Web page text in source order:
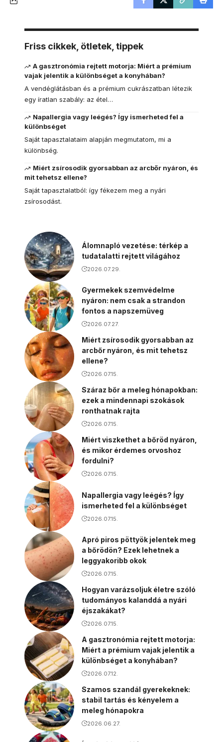
Friss cikkek, ötletek, tippek
A gasztronómia rejtett motorja: Miért a prémium
vajak jelentik a különbséget a konyhában?
A vendéglátásban és a prémium cukrászatban létezik
egy íratlan szabály: az étel…
Napallergia vagy leégés? Így ismerheted fel a
különbséget
Saját tapasztalataim alapján megmutatom, mi a
különbség.
Miért zsírosodik gyorsabban az arcbőr nyáron, és
mit tehetsz ellene?
Saját tapasztalatból: így fékezem meg a nyári
zsírosodást.
Álomnapló vezetése: térkép a
tudatalatti rejtett világához
2026.07.29.
Gyermekek szemvédelme
nyáron: nem csak a strandon
fontos a napszemüveg
2026.07.27.
Miért zsírosodik gyorsabban az
arcbőr nyáron, és mit tehetsz
ellene?
2026.07.15.
Száraz bőr a meleg hónapokban:
ezek a mindennapi szokások
ronthatnak rajta
2026.07.15.
Miért viszkethet a bőröd nyáron,
és mikor érdemes orvoshoz
fordulni?
2026.07.15.
Napallergia vagy leégés? Így
ismerheted fel a különbséget
2026.07.15.
Apró piros pöttyök jelentek meg
a bőrödön? Ezek lehetnek a
leggyakoribb okok
2026.07.15.
Hogyan varázsoljuk életre szóló
tudományos kalanddá a nyári
éjszakákat?
2026.07.15.
A gasztronómia rejtett motorja:
Miért a prémium vajak jelentik a
különbséget a konyhában?
2026.07.12.
Szamos szandál gyerekeknek:
stabil tartás és kényelem a
meleg hónapokra
2026.06.27.